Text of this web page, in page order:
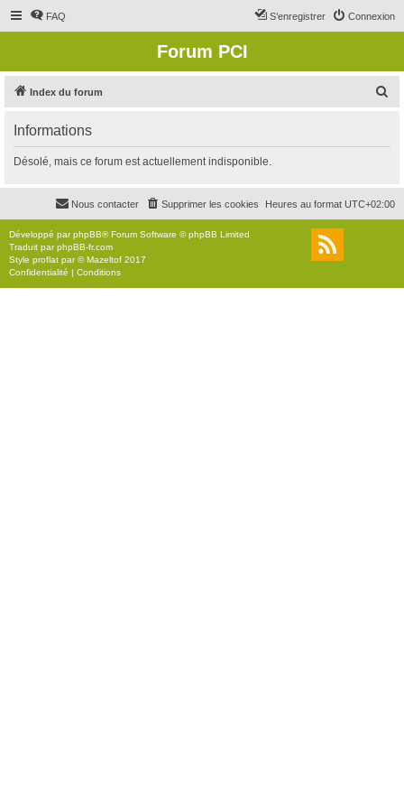
FAQ Connexion
S’enregistrer
Forum PCI
Index du forum
r
c
r
Informations
Désolé, mais ce forum est actuellement indisponible.
Heures au format UTC+02:00
Supprimer les cookies
Nous contacter
Développé parphpBB® Forum Software © phpBB Limited
Traduit parphpBB-fr.com
Style proflat par ©Mazeltof 2017
Confidentialité | Conditions